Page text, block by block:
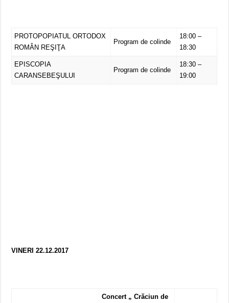
PROTOPOPIATUL ORTODOX
ROMÂN REŞIŢA
Program de colinde
18:00 –
18:30
EPISCOPIA
CARANSEBEŞULUI
Program de colinde
18:30 –
19:00
VINERI 22.12.2017
Concert „ Crăciun de